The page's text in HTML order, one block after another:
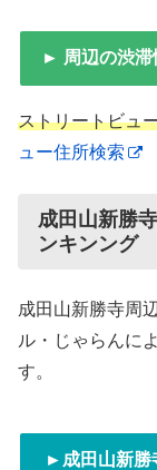
► 周辺の渋滞
ストリートビュ
ュー住所検索
成田山新勝
ンキンング
成田山新勝寺周
ル・じゃらんに
す。
►成田山新勝